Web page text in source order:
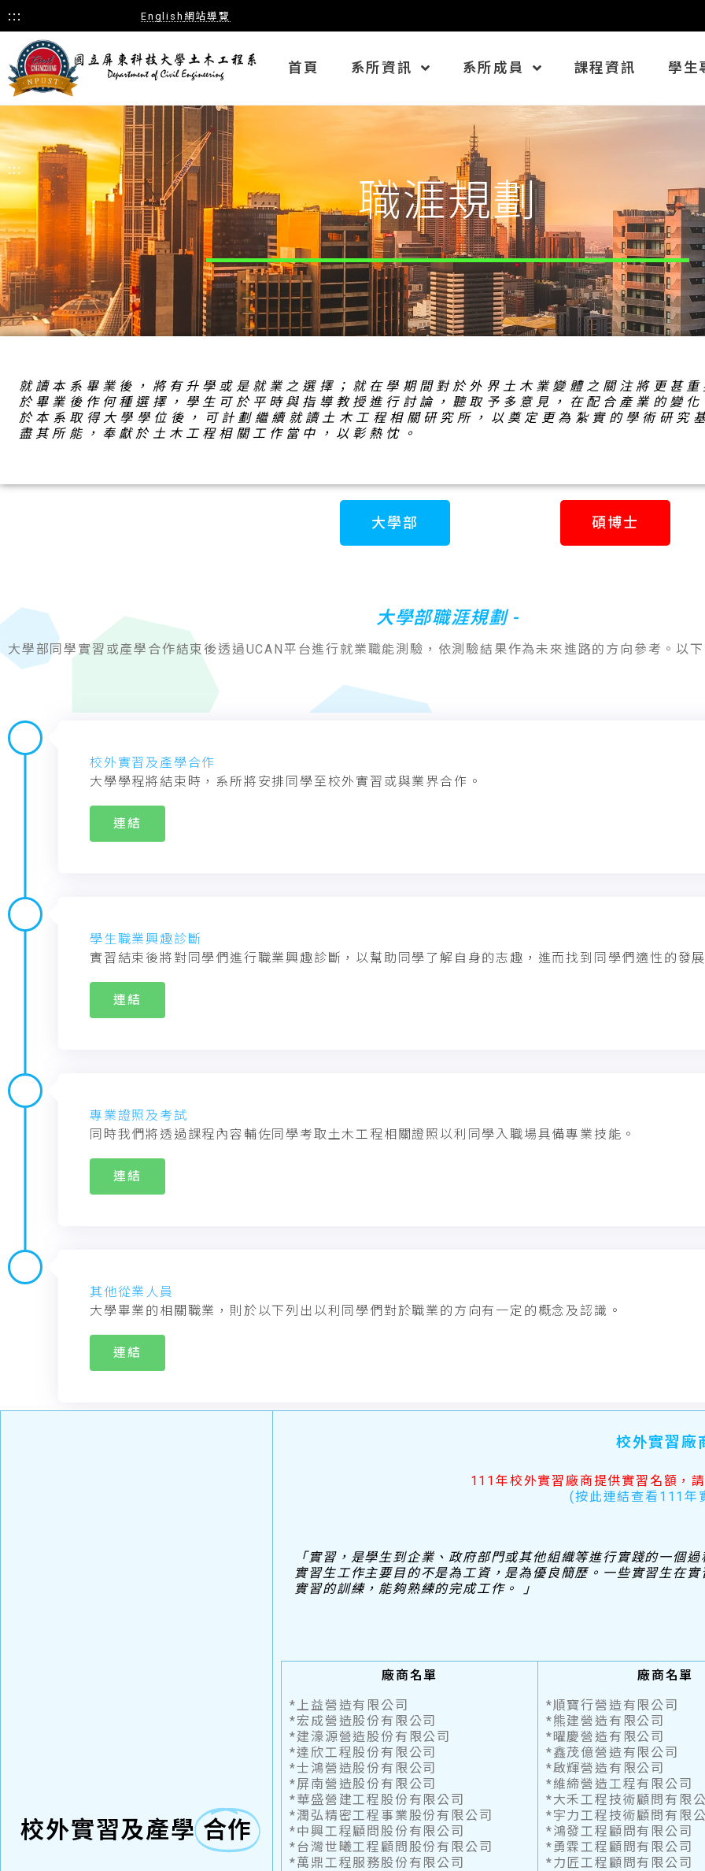
::: English 網站導覽
首頁 系所資訊 系所成員 課程資訊 學生
:::
職涯規劃
就讀本系畢業後，將有升學或是就業之選擇；就在學期間對於外界土木業變體之關注將更甚
於畢業後作何種選擇，學生可於平時與指導教授進行討論，聽取予多意見，在配合產業的變
於本系取得大學學位後，可計劃繼續就讀土木工程相關研究所，以奠定更為紮實的學術研究
盡其所能，奉獻於土木工程相關工作當中，以彰熱忱。
大學部 碩博士
大學部職涯規劃 -
大學部同學實習或產學合作結束後透過UCAN平台進行就業職能測驗，依測驗結果作為未來進路的方向參考。以
校外實習及產學合作
大學學程將結束時，系所將安排同學至校外實習或與業界合作。
連結
學生職業興趣診斷
實習結束後將對同學們進行職業興趣診斷，以幫助同學了解自身的志趣，進而找到同學們適性的發
連結
專業證照及考試
同時我們將透過課程內容輔佐同學考取土木工程相關證照以利同學入職場具備專業技能。
連結
其他從業人員
大學畢業的相關職業，則於以下列出以利同學們對於職業的方向有一定的概念及認識。
連結
校外實習及產學 合作
校外實習廠
111年校外實習廠商提供實習名額，
(按此連結查看111年
「實習，是學生到企業、政府部門或其他組織等進行實踐的一個
實習生工作主要目的不是為工資，是為優良簡歷。一些實習生在
實習的訓練，能夠熟練的完成工作。 」
廠商名單
*上益營造有限公司
*宏成營造股份有限公司
*建濠源營造股份有限公司
*達欣工程股份有限公司
*士鴻營造股份有限公司
*屏南營造股份有限公司
*華盛營建工程股份有限公司
*潤弘精密工程事業股份有限公司
*中興工程顧問股份有限公司
*台灣世曦工程顧問股份有限公司
*萬鼎工程服務股份有限公司
廠商名單
*順寶行營造有限公司
*熊建營造有限公司
*曜慶營造有限公司
*鑫茂億營造有限公司
*啟輝營造有限公司
*維締營造工程有限公司
*大禾工程技術顧問有限
*宇力工程技術顧問有限
*鴻發工程顧問有限公司
*勇霖工程顧問有限公司
*力匠工程顧問有限公司